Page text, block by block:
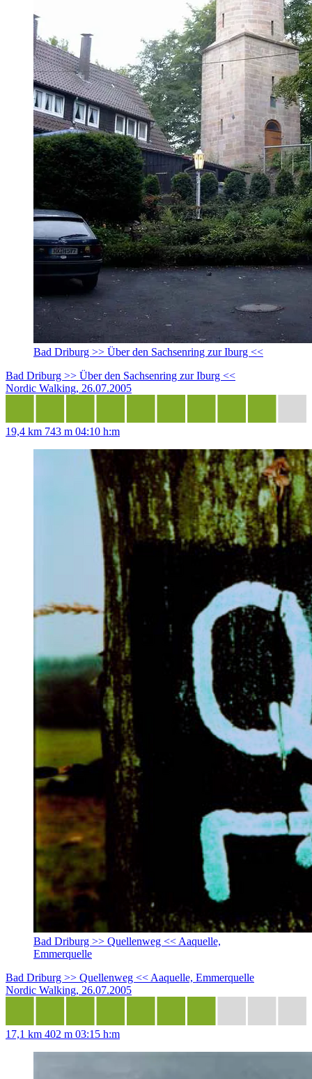
Bad Driburg >> Über den Sachsenring zur Iburg <<
Bad Driburg >> Über den Sachsenring zur Iburg <<
Nordic Walking, 26.07.2005
19,4 km 743 m 04:10 h:m
Bad Driburg >> Quellenweg << Aaquelle,
Emmerquelle
Bad Driburg >> Quellenweg << Aaquelle, Emmerquelle
Nordic Walking, 26.07.2005
17,1 km 402 m 03:15 h:m